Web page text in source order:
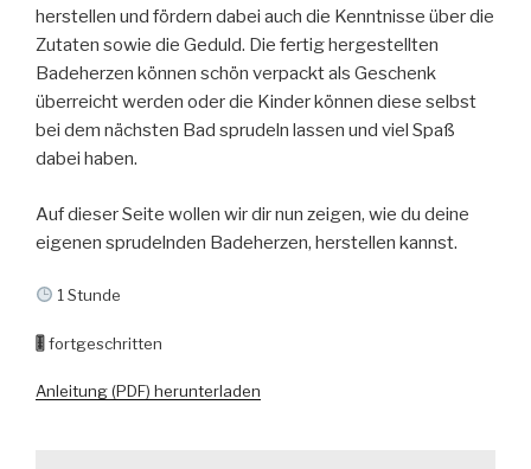
herstellen und fördern dabei auch die Kenntnisse über die
Zutaten sowie die Geduld. Die fertig hergestellten
Badeherzen können schön verpackt als Geschenk
überreicht werden oder die Kinder können diese selbst
bei dem nächsten Bad sprudeln lassen und viel Spaß
dabei haben.
Auf dieser Seite wollen wir dir nun zeigen, wie du deine
eigenen sprudelnden Badeherzen, herstellen kannst.
1 Stunde
🎚 fortgeschritten
Anleitung (PDF) herunterladen